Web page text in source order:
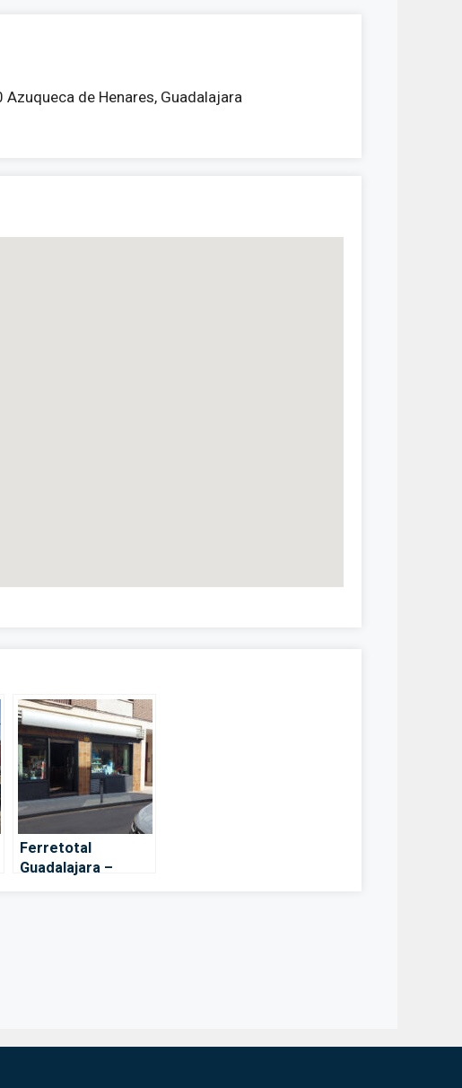
de Henares, Guadalajara
Ferretotal
Guadalajara –